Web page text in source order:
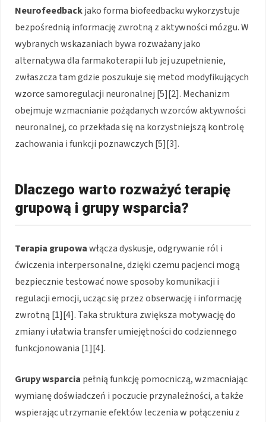
Neurofeedbackjako forma biofeedbacku wykorzystuje
bezpośrednią informację zwrotną z aktywności mózgu. W
wybranych wskazaniach bywa rozważany jako
alternatywa dla farmakoterapii lub jej uzupełnienie,
zwłaszcza tam gdzie poszukuje się metod modyfikujących
wzorce samoregulacji neuronalnej [5][2]. Mechanizm
obejmuje wzmacnianie pożądanych wzorców aktywności
neuronalnej, co przekłada się na korzystniejszą kontrolę
zachowania i funkcji poznawczych [5][3].
Dlaczego warto rozważyć terapię
grupową i grupy wsparcia?
Terapia grupowawłącza dyskusje, odgrywanie ról i
ćwiczenia interpersonalne, dzięki czemu pacjenci mogą
bezpiecznie testować nowe sposoby komunikacji i
regulacji emocji, ucząc się przez obserwację i informację
zwrotną [1][4]. Taka struktura zwiększa motywację do
zmiany i ułatwia transfer umiejętności do codziennego
funkcjonowania [1][4].
Grupy wsparcia pełnią funkcję pomocniczą, wzmacniając
wymianę doświadczeń i poczucie przynależności, a także
wspierając utrzymanie efektów leczenia w połączeniu z